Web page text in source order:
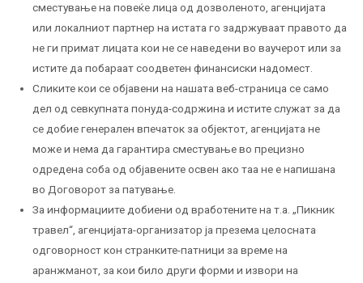
сместување на повеќе лица од дозволеното, агенцијата
или локалниот партнер на истата го задржуваат правото да
не ги примат лицата кои не се наведени во ваучерот или за
истите да побараат соодветен финансиски надомест.
Сликите кои се објавени на нашата веб-страница се само
дел од севкупната понуда-содржина и истите служат за да
се добие генерален впечаток за објектот, агенцијата не
може и нема да гарантира сместување во прецизно
одредена соба од објавените освен ако таа не е напишана
во Договорот за патување.
За информациите добиени од вработените на т.а. „Пикник
травел“, агенцијата-организатор ја презема целосната
одговорност кон странките-патници за време на
аранжманот, за кои било други форми и извори на